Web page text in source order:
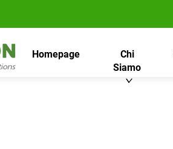
Homepage
Chi
Siamo